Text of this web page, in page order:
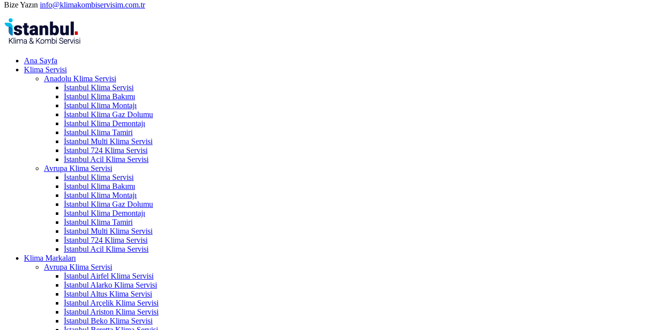
Bize Yazın info@klimakombiservisim.com.tr
Ana Sayfa
Klima Servisi
Anadolu Klima Servisi
İstanbul Klima Servisi
İstanbul Klima Bakımı
İstanbul Klima Montajı
İstanbul Klima Gaz Dolumu
İstanbul Klima Demontajı
İstanbul Klima Tamiri
İstanbul Multi Klima Servisi
İstanbul 724 Klima Servisi
İstanbul Acil Klima Servisi
Avrupa Klima Servisi
İstanbul Klima Servisi
İstanbul Klima Bakımı
İstanbul Klima Montajı
İstanbul Klima Gaz Dolumu
İstanbul Klima Demontajı
İstanbul Klima Tamiri
İstanbul Multi Klima Servisi
İstanbul 724 Klima Servisi
İstanbul Acil Klima Servisi
Klima Markaları
Avrupa Klima Servisi
İstanbul Airfel Klima Servisi
İstanbul Alarko Klima Servisi
İstanbul Altus Klima Servisi
İstanbul Arçelik Klima Servisi
İstanbul Ariston Klima Servisi
İstanbul Beko Klima Servisi